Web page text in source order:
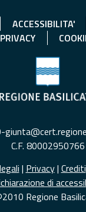
ACCESSIBILITA'
PRIVACY
C.F. 80002950766
| Privacy| Crediti
di
Regione